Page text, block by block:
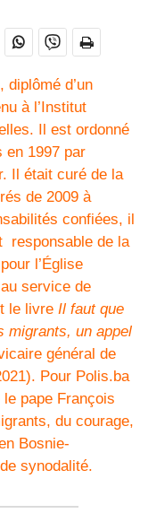
diplômé d’un
à l’Institut
Il est ordonné
en 1997 par
Il était curé de la
de 2009 à
confiées, il
responsable de la
l’Église
service de
le livre Il faut que
migrants, un appel
général de
Pour Polis.ba
pape François
du courage,
Bosnie-
synodalité.